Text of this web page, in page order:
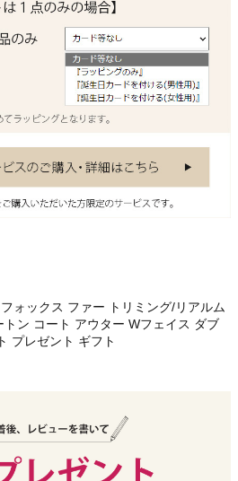
ォックス ファー トリミング/リアルム
ン コート アウター Wフェイス ダブ
プレゼント ギフト